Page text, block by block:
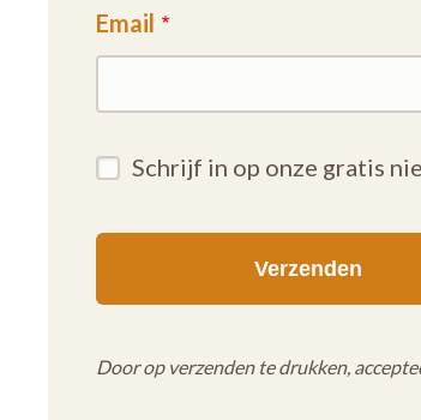
Email
Schrijf in op onze gratis
Door op verzenden te drukken,